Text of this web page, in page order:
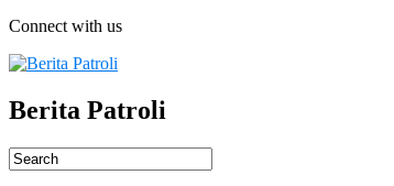
Connect with us
Berita Patroli